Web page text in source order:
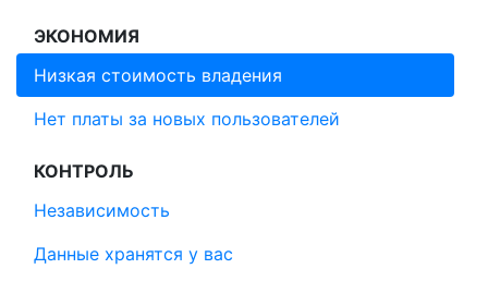
ЭКОНОМИЯ
Низкая стоимость владения
Нет платы за новых пользователей
КОНТРОЛЬ
Независимость
Данные хранятся у вас